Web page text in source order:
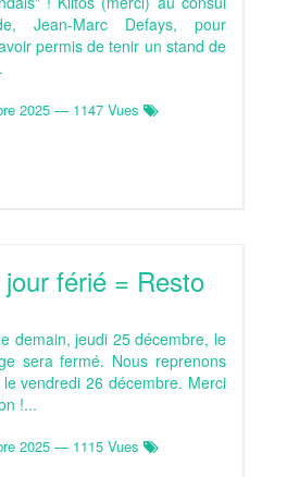
Jean-Marc Defays, pour
permis de tenir un stand de
2025 — 1147 Vues
férié = Resto
demain, jeudi 25 décembre, le
sera fermé. Nous reprenons
vendredi 26 décembre. Merci
!...
2025 — 1115 Vues